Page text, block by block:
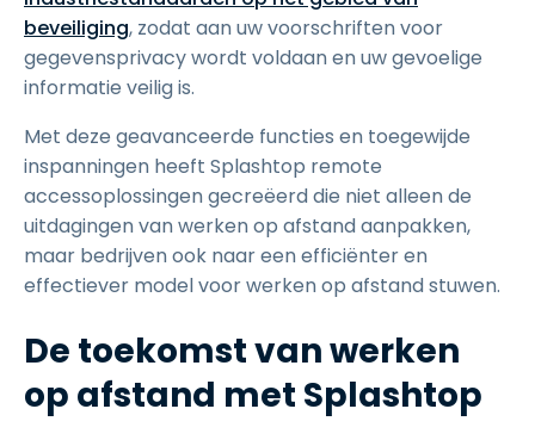
beveiliging, zodat aan uw voorschriften voor
gegevensprivacy wordt voldaan en uw gevoelige
informatie veilig is.
Met deze geavanceerde functies en toegewijde
inspanningen heeft Splashtop remote
accessoplossingen gecreëerd die niet alleen de
uitdagingen van werken op afstand aanpakken,
maar bedrijven ook naar een efficiënter en
effectiever model voor werken op afstand stuwen.
De toekomst van werken
op afstand met Splashtop